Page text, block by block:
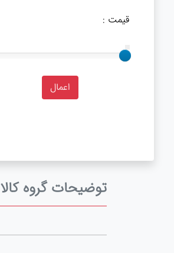
قیمت :
توضیحات گروه کالا